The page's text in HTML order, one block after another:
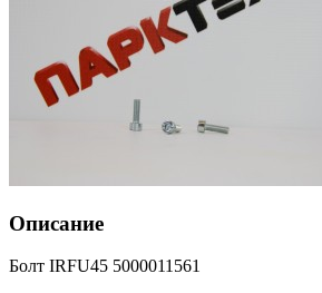
Описание
Болт IRFU45 5000011561